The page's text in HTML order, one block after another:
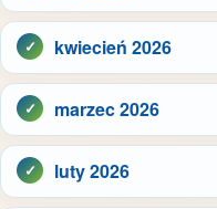
kwiecień 2026
marzec 2026
luty 2026